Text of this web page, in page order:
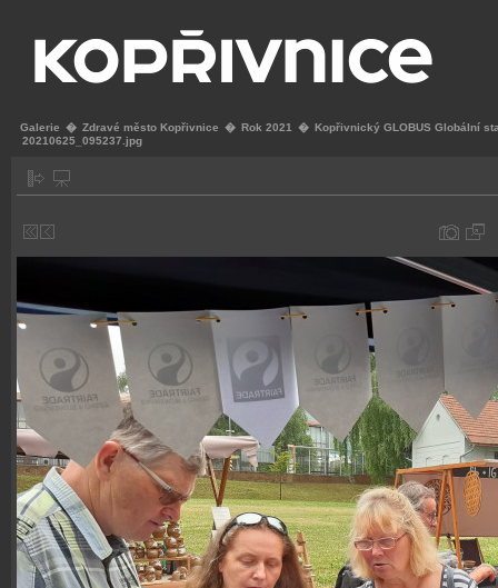
Galerie � Zdravé město Kopřivnice � Rok 2021 � Kopřivnický GLOBUS Globální
20210625_095237.jpg